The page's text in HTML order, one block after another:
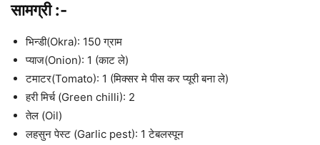
सामग्री :-
भिन्डी(Okra): 150 ग्राम
प्याज(Onion): 1 (काट ले)
टमाटर(Tomato): 1 (मिक्सर मे पीस कर प्यूरी बना ले)
हरी मिर्च (Green chilli): 2
तेल (Oil)
लहसुन पेस्ट (Garlic pest): 1 टेबलस्पून